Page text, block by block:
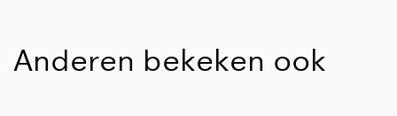
Anderen bekeken ook